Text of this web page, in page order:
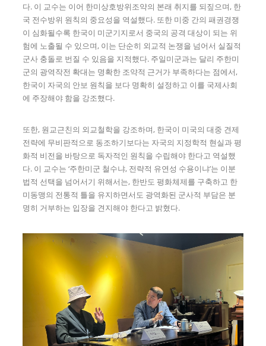
다. 이 교수는 이어 한미상호방위조약의 본래 취지를 되짚으며, 한
국 전수방위 원칙의 중요성을 역설했다. 또한 미중 간의 패권경쟁
이 심화될수록 한국이 미군기지로서 중국의 공격 대상이 되는 위
험에 노출될 수 있으며, 이는 단순히 외교적 논쟁을 넘어서 실질적
군사 충돌로 번질 수 있음을 지적했다. 주일미군과는 달리 주한미
군의 광역작전 확대는 명확한 조약적 근거가 부족하다는 점에서,
한국이 자국의 안보 원칙을 보다 명확히 설정하고 이를 국제사회
에 주장해야 함을 강조했다.
또한, 원교근친의 외교철학을 강조하며, 한국이 미국의 대중 견제
전략에 무비판적으로 동조하기보다는 자국의 지정학적 현실과 평
화적 비전을 바탕으로 독자적인 원칙을 수립해야 한다고 역설했
다. 이 교수는 ‘주한미군 철수냐, 전략적 유연성 수용이냐’는 이분
법적 선택을 넘어서기 위해서는, 한반도 평화체제를 구축하고 한
미동맹의 전통적 틀을 유지하면서도 광역화된 군사적 부담은 분
명히 거부하는 입장을 견지해야 한다고 밝혔다.